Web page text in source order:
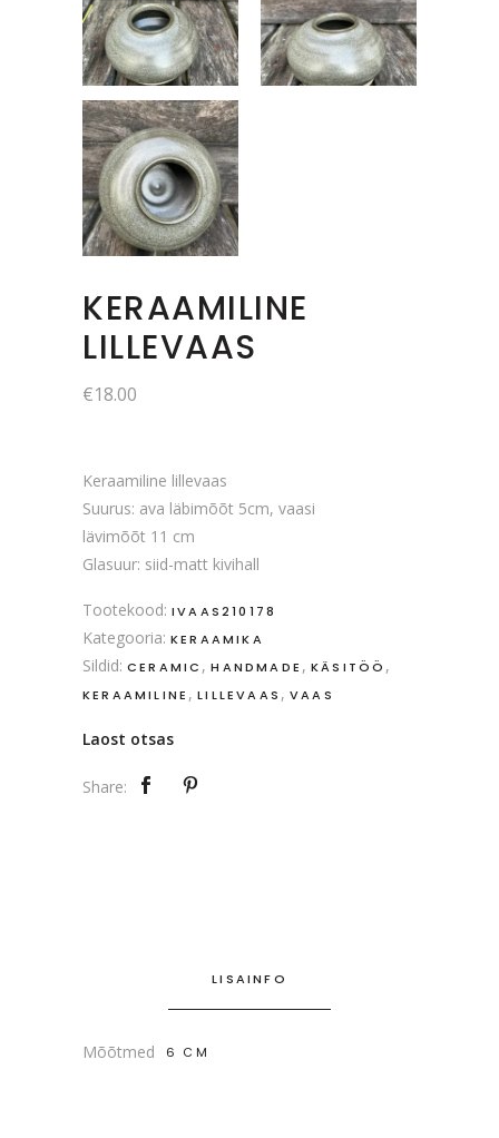
KERAAMILINE
LILLEVAAS
€18.00
Keraamiline lillevaas
Suurus: ava läbimõõt 5cm, vaasi
lävimõõt 11 cm
Glasuur: siid-matt kivihall
Tootekood: IVAAS210178
Kategooria: KERAAMIKA
Sildid: CERAMIC ,HANDMADE ,KÄSITÖÖ ,
KERAAMILINE ,LILLEVAAS ,VAAS
Laost otsas
Share:
LISAINFO
Mõõtmed 6 CM